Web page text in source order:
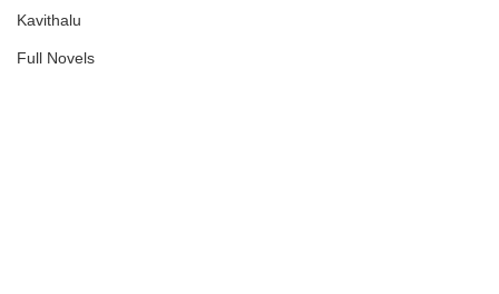
Kavithalu
Full Novels